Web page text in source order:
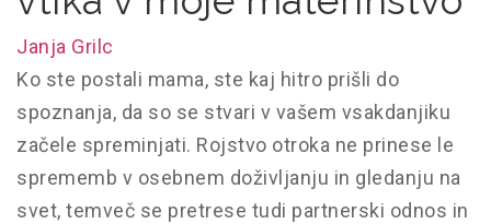
Janja Grilc
Ko ste postali mama, ste kaj hitro prišli do
spoznanja, da so se stvari v vašem vsakdanjiku
začele spreminjati. Rojstvo otroka ne prinese le
sprememb v osebnem doživljanju in gledanju na
svet, temveč se pretrese tudi partnerski odnos in